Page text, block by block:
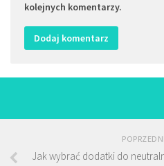
kolejnych komentarzy.
Jak wybrać dodatki do